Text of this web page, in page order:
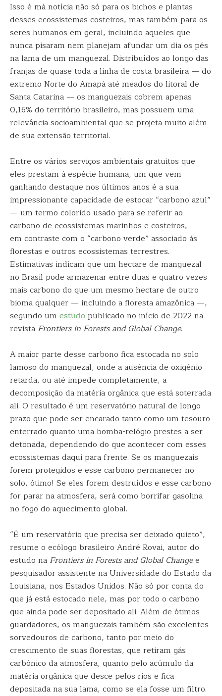
Isso é má notícia não só para os bichos e plantas
desses ecossistemas costeiros, mas também para os
seres humanos em geral, incluindo aqueles que
nunca pisaram nem planejam afundar um dia os pés
na lama de um manguezal. Distribuídos ao longo das
franjas de quase toda a linha de costa brasileira — do
extremo Norte do Amapá até meados do litoral de
Santa Catarina — os manguezais cobrem apenas
0,16% do território brasileiro, mas possuem uma
relevância socioambiental que se projeta muito além
de sua extensão territorial.
Entre os vários serviços ambientais gratuitos que
eles prestam à espécie humana, um que vem
ganhando destaque nos últimos anos é a sua
impressionante capacidade de estocar “carbono azul”
— um termo colorido usado para se referir ao
carbono de ecossistemas marinhos e costeiros,
em contraste com o “carbono verde” associado às
florestas e outros ecossistemas terrestres.
Estimativas indicam que um hectare de manguezal
no Brasil pode armazenar entre duas e quatro vezes
mais carbono do que um mesmo hectare de outro
bioma qualquer — incluindo a floresta amazônica —,
segundo um estudopublicado no início de 2022 na
revista Frontiers in Forests and Global Change.
A maior parte desse carbono fica estocada no solo
lamoso do manguezal, onde a ausência de oxigênio
retarda, ou até impede completamente, a
decomposição da matéria orgânica que está soterrada
ali. O resultado é um reservatório natural de longo
prazo que pode ser encarado tanto como um tesouro
enterrado quanto uma bomba-relógio prestes a ser
detonada, dependendo do que acontecer com esses
ecossistemas daqui para frente. Se os manguezais
forem protegidos e esse carbono permanecer no
solo, ótimo! Se eles forem destruídos e esse carbono
for parar na atmosfera, será como borrifar gasolina
no fogo do aquecimento global.
“É um reservatório que precisa ser deixado quieto”,
resume o ecólogo brasileiro André Rovai, autor do
estudo na Frontiers in Forests and Global Changee
pesquisador assistente na Universidade do Estado da
Louisiana, nos Estados Unidos. Não só por conta do
que já está estocado nele, mas por todo o carbono
que ainda pode ser depositado ali. Além de ótimos
guardadores, os manguezais também são excelentes
sorvedouros de carbono, tanto por meio do
crescimento de suas florestas, que retiram gás
carbônico da atmosfera, quanto pelo acúmulo da
matéria orgânica que desce pelos rios e fica
depositada na sua lama, como se ela fosse um filtro.